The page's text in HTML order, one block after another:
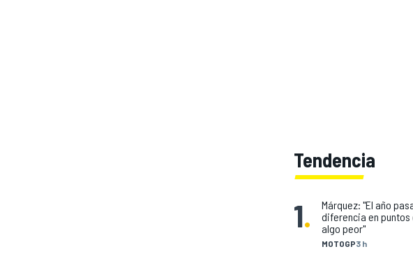
Tendencia
1.
MOTOGP3 h
Márquez: "El año
diferencia en puntos
algo peor"